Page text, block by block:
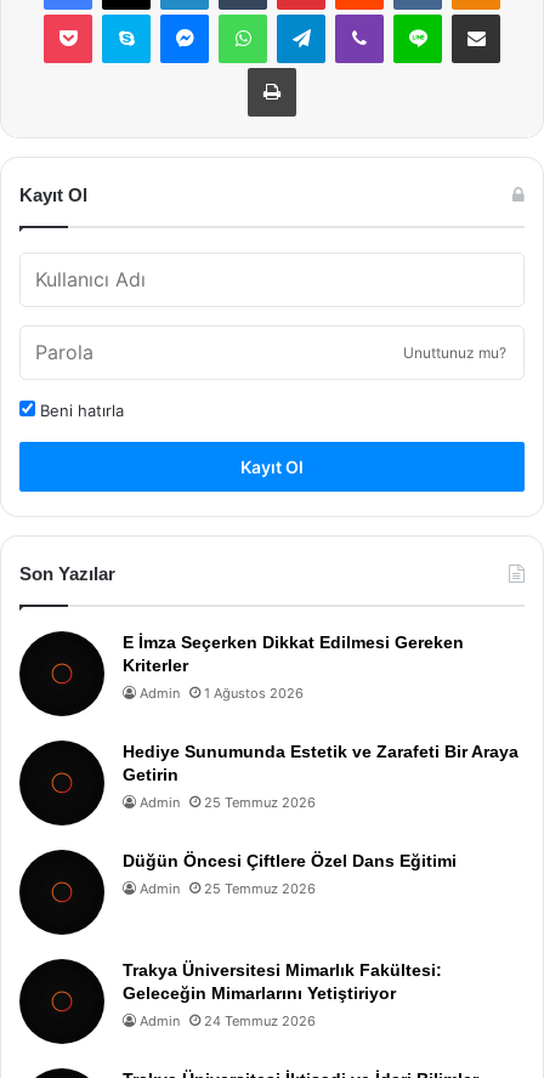
Pocket Skype MessengerWhatsAppTelegramViber Line E-Posta ile
Yazdır
Kayıt Ol
Unuttunuz mu?
Beni hatırla
Kayıt Ol
Son Yazılar
E İmza Seçerken Dikkat Edilmesi Gereken
Kriterler
Admin 1 Ağustos 2026
Hediye Sunumunda Estetik ve Zarafeti Bir Araya
Getirin
Admin 25 Temmuz 2026
Düğün Öncesi Çiftlere Özel Dans Eğitimi
Admin 25 Temmuz 2026
Trakya Üniversitesi Mimarlık Fakültesi:
Geleceğin Mimarlarını Yetiştiriyor
Admin 24 Temmuz 2026